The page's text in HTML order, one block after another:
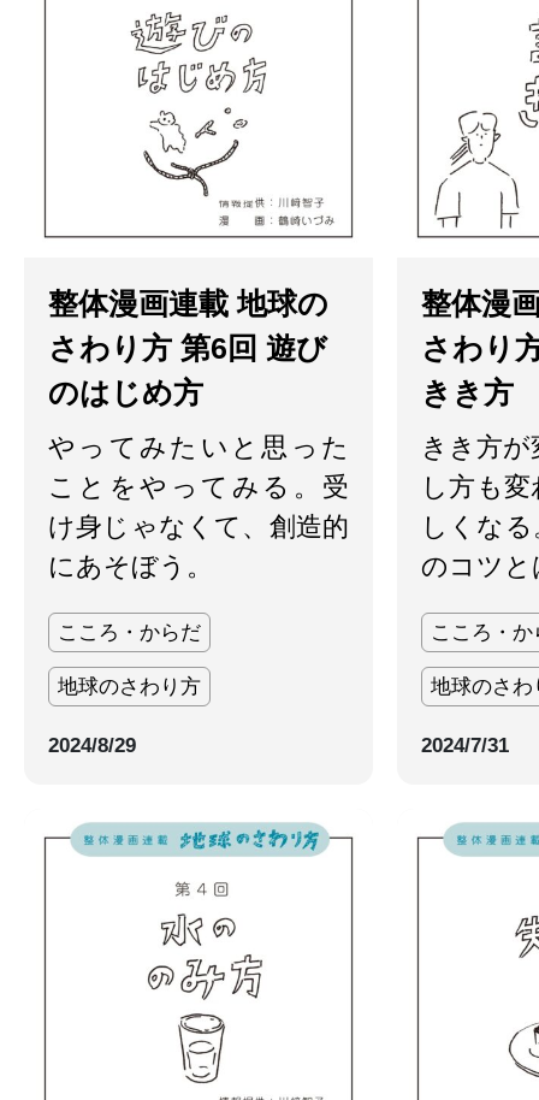
整体漫画連載 地球の
さわり方 第6回 遊び
のはじめ方
やってみたいと思った
ことをやってみる。受
け身じゃなくて、創造的
にあそぼう。
こころ・からだ
地球のさわり方
2024/8/29
整体漫
さわり
きき方
きき方
し方も
しくな
のコツと
こころ・か
地球のさわ
2024/7/31